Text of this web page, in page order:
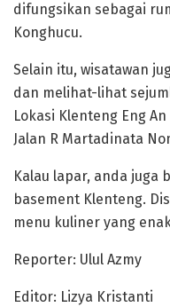
difungsikan sebagai
Konghucu.
Selain itu, wisatawan
dan melihat-lihat
Lokasi Klenteng Eng
Jalan R Martadinata
Kalau lapar, anda juga
basement Klenteng.
menu kuliner yang
Reporter: Ulul Azmy
Editor: Lizya Kristanti